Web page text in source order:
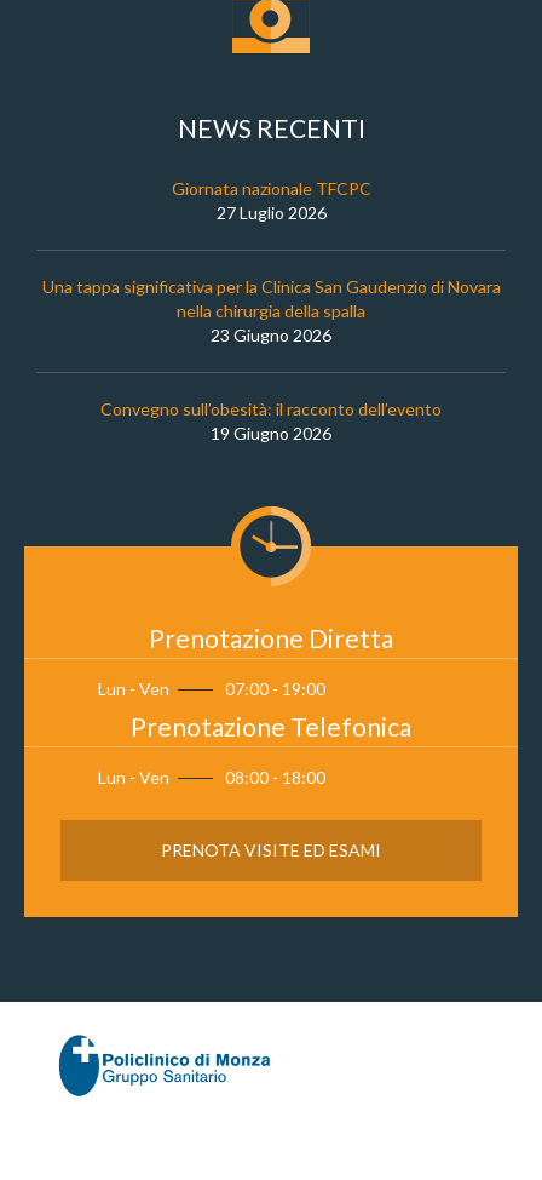
NEWS RECENTI
Giornata nazionale TFCPC
27 Luglio 2026
Una tappa significativa per la Clinica San Gaudenzio di Novara
nella chirurgia della spalla
23 Giugno 2026
Convegno sull’obesità: il racconto dell’evento
19 Giugno 2026
Prenotazione Diretta
Lun - Ven 07:00 - 19:00
Prenotazione Telefonica
Lun - Ven 08:00 - 18:00
PRENOTA VISITE ED ESAMI